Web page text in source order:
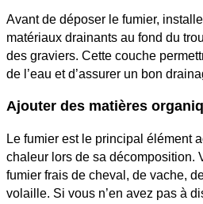
Avant de déposer le fumier,
matériaux drainants au fond du
des graviers. Cette couche
de l’eau et d’assurer un bon
Ajouter des matières
Le fumier est le principal élément
chaleur lors de sa décomposition.
fumier frais de cheval, de vache,
volaille. Si vous n’en avez pas à